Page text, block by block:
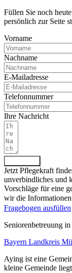
Füllen Sie noch
persönlich zur Seite
Vorname
Nachname
E-Mailadresse
Telefonnummer
Ihre Nachricht
Jetzt Pflegekraft
unverbindliches und
Vorschläge für eine
wir die Informationen
Fragebogen ausfüllen
Senioren­betreuung
Bayern Landkreis
Aying ist eine
kleine Gemeinde